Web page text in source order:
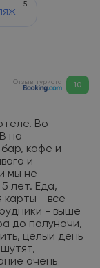
5
Отзыв туриста 10
Во-
на
кафе и
и
мы не
лет. Еда,
карты - все
- выше
до полуночи,
целый день
очень